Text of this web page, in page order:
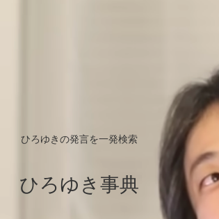
ひろゆきの発言を一発検索
ひろゆき事典